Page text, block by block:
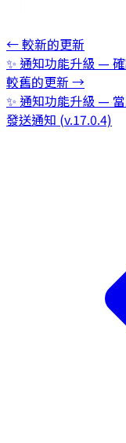
←較新的更新
✨ 通知功能升級 —
較舊的更新 →
✨ 通知功能升級 —
發送通知 (v.17.0.4)